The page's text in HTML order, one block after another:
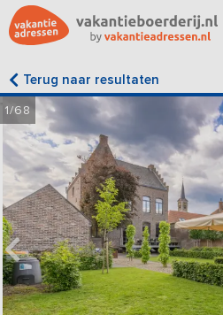
Terug naar resultaten
1/68